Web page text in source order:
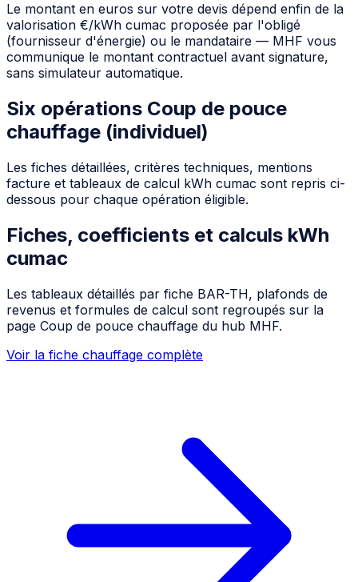
Le montant en euros sur votre devis dépend enfin de la
valorisation €/kWh cumac proposée par l'obligé
(fournisseur d'énergie) ou le mandataire — MHF vous
communique le montant contractuel avant signature,
sans simulateur automatique.
Six opérations Coup de pouce
chauffage (individuel)
Les fiches détaillées, critères techniques, mentions
facture et tableaux de calcul kWh cumac sont repris ci-
dessous pour chaque opération éligible.
Fiches, coefficients et calculs kWh
cumac
Les tableaux détaillés par fiche BAR-TH, plafonds de
revenus et formules de calcul sont regroupés sur la
page Coup de pouce chauffage du hub MHF.
Voir la fiche chauffage complète